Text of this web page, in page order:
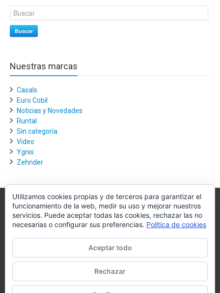
Buscar
Nuestras marcas
Casals
Euro Cobil
Noticias y Novedades
Runtal
Sin categoría
Video
Ygnis
Zehnder
Villagra.es
mercado de la climatización y edificación.
Nuestro objetivo es conseguir la mejor instalación posible, la más
óptima, la de mejor calidad y la que de al usuario final la mejor
experiencia y calidad de vida.
Utilizamos cookies propias y de terceros para garantizar el
funcionamiento de la web, medir su uso y mejorar nuestros
servicios. Puede aceptar todas las cookies, rechazar las no
necesarias o configurar sus preferencias. Política de cookies
Aceptar todo
Rechazar